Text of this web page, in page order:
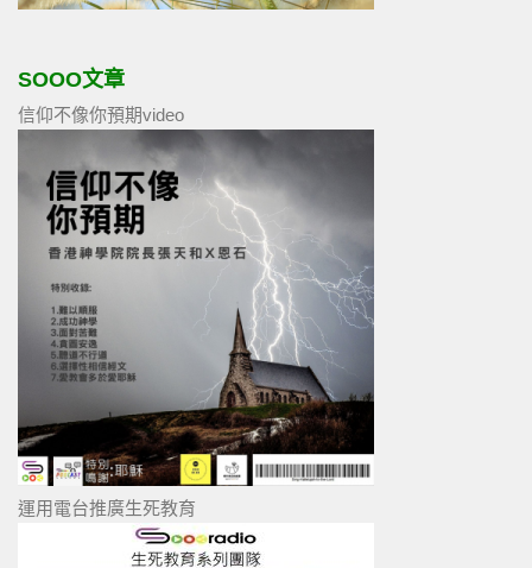
SOOO文章
信仰不像你預期video
運用電台推廣生死教育